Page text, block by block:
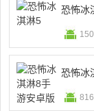
恐怖冰
恐怖冰